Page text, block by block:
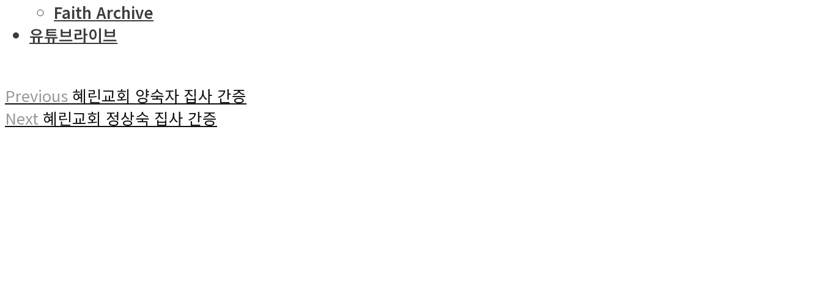
Faith Archive
유튜브라이브
Previous 혜린교회 양숙자 집사 간증
Next 혜린교회 정상숙 집사 간증